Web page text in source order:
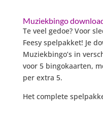
Muziekbingo
Te veel gedoe? Voor
Feesy spelpakket! Je
Muziekbingo’s in
voor 5 bingokaarten,
per extra 5.
Het complete